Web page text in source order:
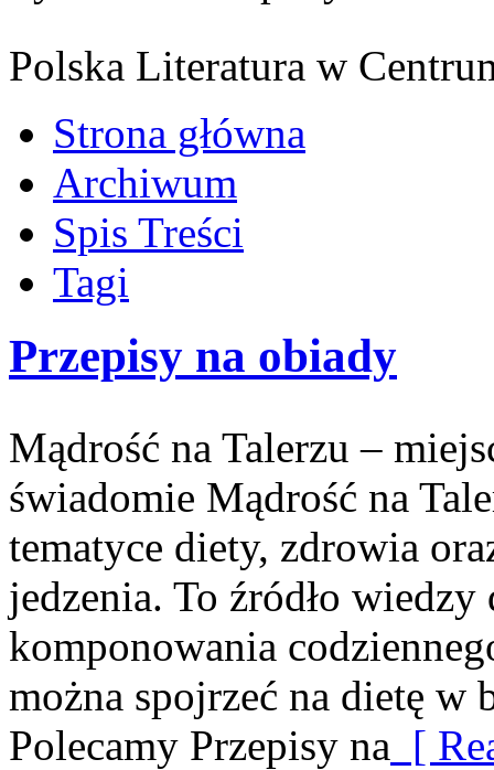
Polska Literatura w
Strona główna
Archiwum
Spis Treści
Tagi
Przepisy na obiady
Mądrość na Talerzu –
świadomie Mądrość na
tematyce diety, zdrowia
jedzenia. To źródło
komponowania
można spojrzeć na dietę w
Polecamy Przepisy na [